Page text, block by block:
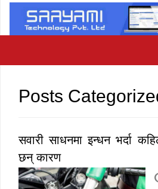
Posts
सवारी साधनमा इन्धन भर्दा
छन् कारण